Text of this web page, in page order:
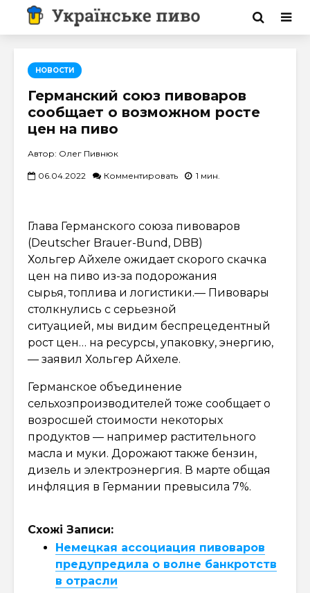
НОВОСТИ
Германский союз пивоваров
сообщает о возможном росте
цен на пиво
Автор: Олег Пивнюк
06.04.2022 Комментировать 1 мин.
Глава Германского союза пивоваров
(Deutscher Brauer-Bund, DBB)
Хольгер Айхеле ожидает скорого скачка
цен на пиво из-за подорожания
сырья, топлива и логистики.— Пивовары
столкнулись с серьезной
ситуацией, мы видим беспрецедентный
рост цен… на ресурсы, упаковку, энергию,
— заявил Хольгер Айхеле.
Германское объединение
сельхозпроизводителей тоже сообщает о
возросшей стоимости некоторых
продуктов — например растительного
масла и муки. Дорожают также бензин,
дизель и электроэнергия. В марте общая
инфляция в Германии превысила 7%.
Схожі Записи:
Немецкая ассоциация пивоваров
предупредила о волне банкротств
в отрасли